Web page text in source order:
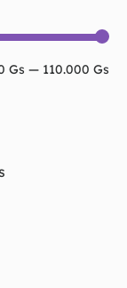
Gs — 110.000 Gs